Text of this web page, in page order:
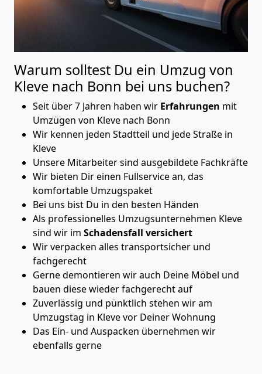
Warum solltest Du ein Umzug von
Kleve nach Bonn bei uns buchen?
Seit über 7 Jahren haben wir Erfahrungen mit
Umzügen von Kleve nach Bonn
Wir kennen jeden Stadtteil und jede Straße in
Kleve
Unsere Mitarbeiter sind ausgebildete Fachkräfte
Wir bieten Dir einen Fullservice an, das
komfortable Umzugspaket
Bei uns bist Du in den besten Händen
Als professionelles Umzugsunternehmen Kleve
sind wir im Schadensfall versichert
Wir verpacken alles transportsicher und
fachgerecht
Gerne demontieren wir auch Deine Möbel und
bauen diese wieder fachgerecht auf
Zuverlässig und pünktlich stehen wir am
Umzugstag in Kleve vor Deiner Wohnung
Das Ein- und Auspacken übernehmen wir
ebenfalls gerne